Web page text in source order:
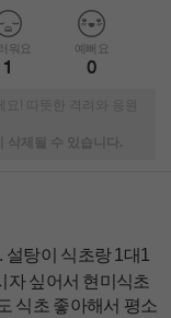
워요
1
예뻐요
0
! 따뜻한 격려와 응원
삭제될 수 있습니다.
탕이 식초랑 1대1
자 싶어서 현미식초
식초 좋아해서 평소